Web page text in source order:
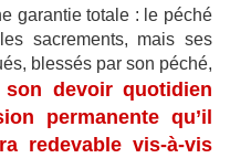
garantie totale : le péché
sacrements, mais ses
blessés par son péché,
son devoir quotidien
permanente qu’il
redevable vis-à-vis